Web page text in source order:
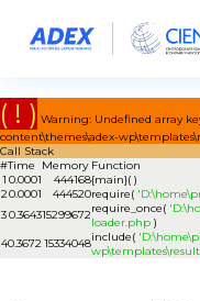
( ! ) Warning: Undefined array
content\themes\adex-
Call Stack
#Time Memory Function
1 0.0001 444168{main}( )
20.0001 444520require(
30.364315299672require_once(
loader.php )
40.367215334048include(